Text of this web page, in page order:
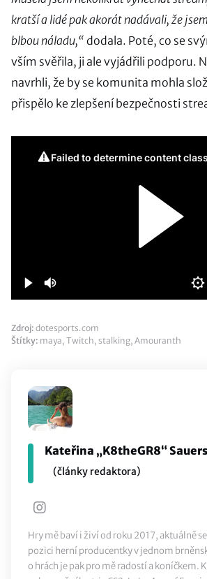
kratší a lidé pak akorát nadávali, že
blbou náladu,“ dodala. Poté, co se
vším svěřila, ji ale vyjádřili podporu.
navrhli, že by se komunita mohla
přispělo ke zlepšení bezpečnosti
Zdroj: dotesports.com
Štítky: maya, Twitch, stalking, Amouranth
Kateřina „K8theGR8“
(články redaktora)
Hry mě baví i živí od roku 2017, aktuálně
pozici herní producentky v jednom
o hrách je pak pro mě radostí a koníčkem.